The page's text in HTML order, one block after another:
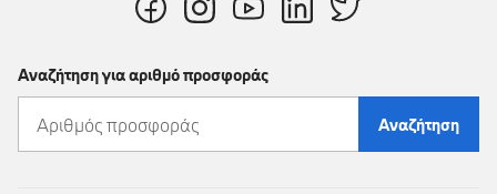
Αναζήτηση για αριθμό προσφοράς
Αναζήτηση